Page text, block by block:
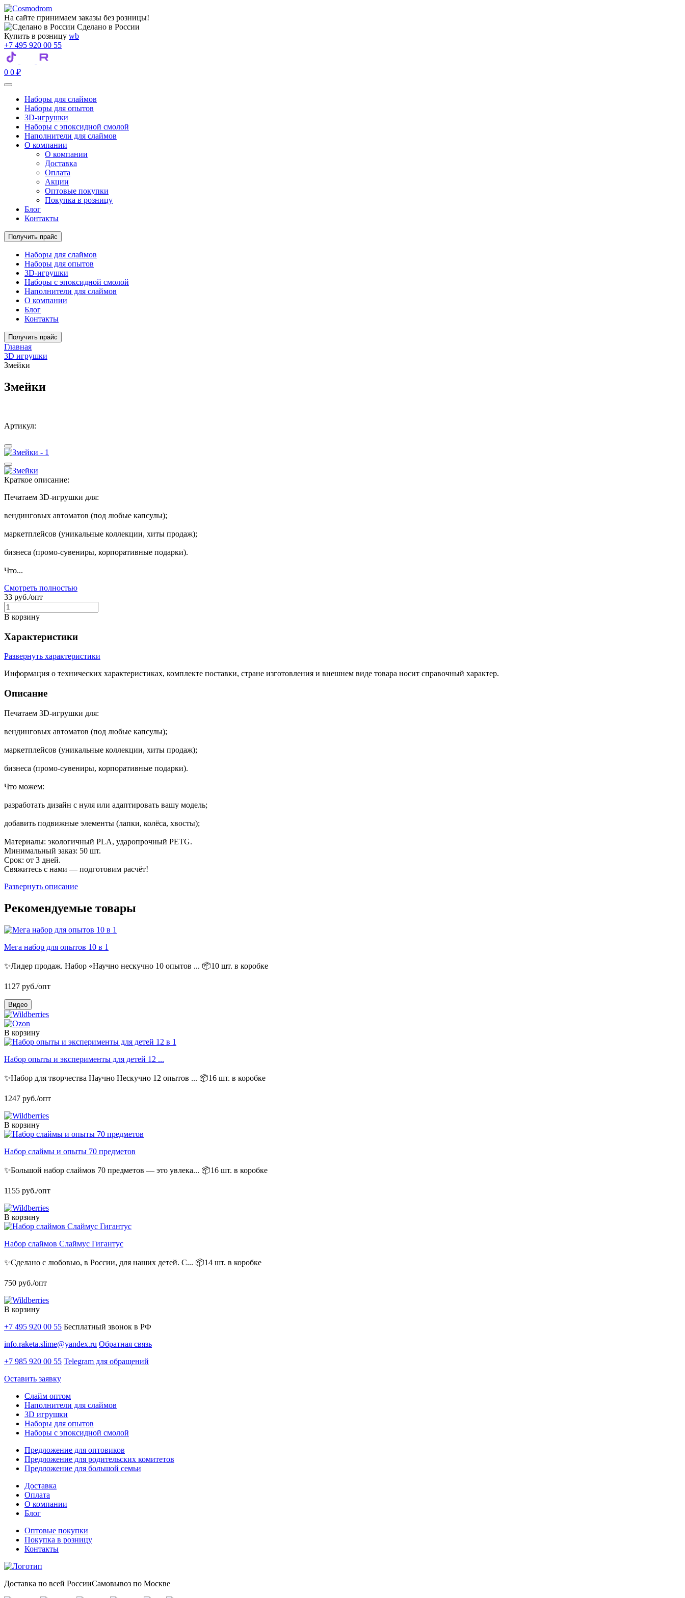
На сайте принимаем заказы без розницы!
Сделано в России
Купить в розницу wb
+7 495 920 00 55
0 0 ₽
Наборы для слаймов
Наборы для опытов
3D-игрушки
Наборы с эпоксидной смолой
Наполнители для слаймов
О компании
О компании
Доставка
Оплата
Акции
Оптовые покупки
Покупка в розницу
Блог
Контакты
Получить прайс
Наборы для слаймов
Наборы для опытов
3D-игрушки
Наборы с эпоксидной смолой
Наполнители для слаймов
О компании
Блог
Контакты
Получить прайс
Главная
3D игрушки
Змейки
Змейки
Артикул:
Краткое описание:
Печатаем 3D‑игрушки для:
вендинговых автоматов (под любые капсулы);
маркетплейсов (уникальные коллекции, хиты продаж);
бизнеса (промо‑сувениры, корпоративные подарки).
Что...
Смотреть полностью
33 руб./опт
В корзину
Характеристики
Развернуть характеристики
Информация о технических характеристиках, комплекте поставки, стране изготовления и внешнем виде товара носит справочный характер.
Описание
Печатаем 3D‑игрушки для:
вендинговых автоматов (под любые капсулы);
маркетплейсов (уникальные коллекции, хиты продаж);
бизнеса (промо‑сувениры, корпоративные подарки).
Что можем:
разработать дизайн с нуля или адаптировать вашу модель;
добавить подвижные элементы (лапки, колёса, хвосты);
Материалы: экологичный PLA, ударопрочный PETG.
Минимальный заказ: 50 шт.
Срок: от 3 дней.
Свяжитесь с нами — подготовим расчёт!
Развернуть описание
Рекомендуемые товары
Мега набор для опытов 10 в 1
✨Лидер продаж. Набор «Научно нескучно 10 опытов ... 📦10 шт. в коробке
1127 руб./опт
Видео
В корзину
Набор опыты и эксперименты для детей 12 ...
✨Набор для творчества Научно Нескучно 12 опытов ... 📦16 шт. в коробке
1247 руб./опт
В корзину
Набор слаймы и опыты 70 предметов
✨Большой набор слаймов 70 предметов — это увлека... 📦16 шт. в коробке
1155 руб./опт
В корзину
Набор слаймов Слаймус Гигантус
✨Сделано с любовью, в России, для наших детей. С... 📦14 шт. в коробке
750 руб./опт
В корзину
+7 495 920 00 55 Бесплатный звонок в РФ
info.raketa.slime@yandex.ru Обратная связь
+7 985 920 00 55 Telegram для обращений
Оставить заявку
Слайм оптом
Наполнители для слаймов
3D игрушки
Наборы для опытов
Наборы с эпоксидной смолой
Предложение для оптовиков
Предложение для родительских комитетов
Предложение для большой семьи
Доставка
Оплата
О компании
Блог
Оптовые покупки
Покупка в розницу
Контакты
Доставка по всей РоссииСамовывоз по Москве